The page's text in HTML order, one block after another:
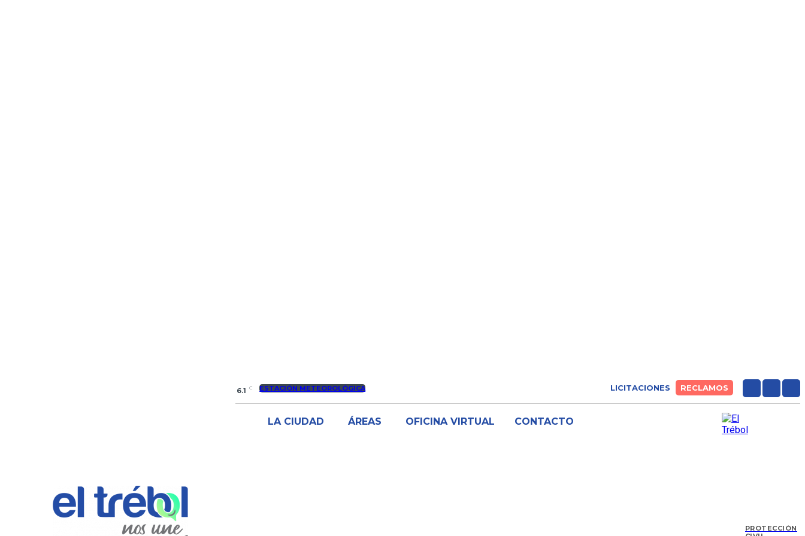
6.1 C ESTACIÓN METEOROLÓGICA LICITACIONES RECLAMOS
LA CIUDAD ÁREAS OFICINA VIRTUAL CONTACTO
PROTECCIÓN